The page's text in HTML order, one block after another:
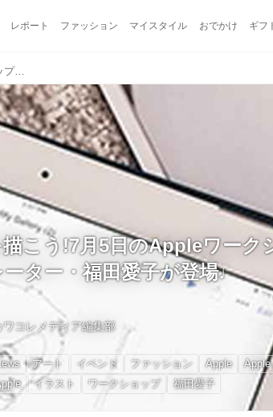
レポート ファッション マイスタイル おでかけ ギフ
iPad Proでイラストを描こう!7月5日のAppleワークショップはファッションイラストレーター・福田愛子が登場♩
こう!7月5日のAppleワーク
ター・福田愛子が登場♩
ワコレメディア編集部
アート イベント ファッション Apple
イラスト ワークショップ 福田愛子